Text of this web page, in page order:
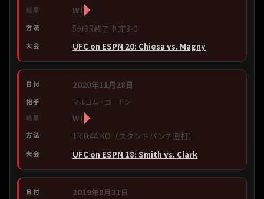
WIN
5分3R終了 判定3-0
UFC on ESPN 20: Chiesa vs. Magny
2020年11月28日
マルコム・ゴードン
WIN
1R 0:44 KO（スタンドパンチ連打）
UFC on ESPN 18: Smith vs. Clark
2019年8月31日